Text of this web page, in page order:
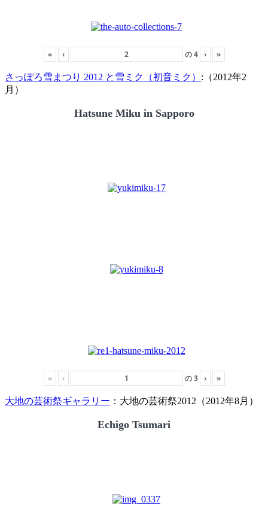
« ‹ の4 › »
さっぽろ雪まつり 2012 と雪ミク（初音ミク） :（2012年2
月）
Hatsune Miku in Sapporo
« ‹ の3 › »
大地の芸術祭ギャラリー ：大地の芸術祭2012（2012年8月）
Echigo Tsumari